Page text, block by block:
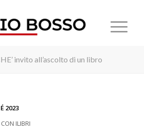
invito all’ascolto di un libro
2023
ILIBRI